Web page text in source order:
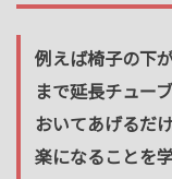
例えば椅子の下
まで延長チュー
おいてあげるだ
楽になることを